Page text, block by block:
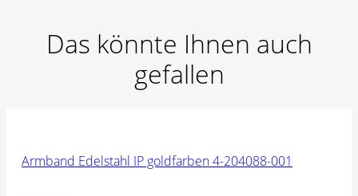
Das könnte Ihnen auch
gefallen
Armband Edelstahl IP goldfarben 4-204088-001